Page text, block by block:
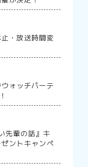
・放送時間変
ォッチパーテ
先輩の話』キ
ントキャンペ